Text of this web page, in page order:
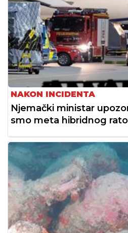
NAKON INCIDENTA
Njemački ministar
smo meta hibridnog